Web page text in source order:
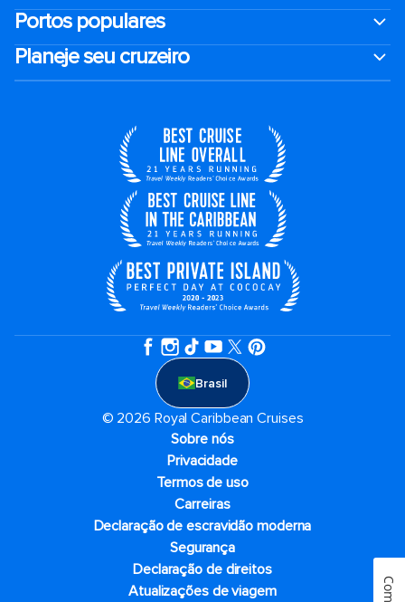
Portos populares
Planeje seu cruzeiro
Brasil
© 2026 Royal Caribbean Cruises
Sobre nós
Privacidade
Termos de uso
Carreiras
Declaração de escravidão moderna
Segurança
Declaração de direitos
Atualizações de viagem